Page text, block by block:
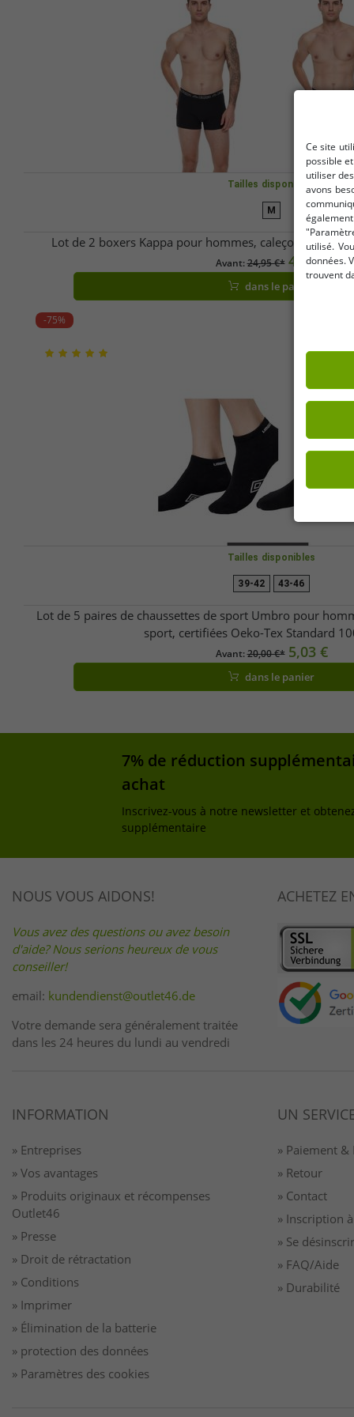
Tailles disponibles
M
Lot de 2 boxers Kappa pour hommes, caleçons
Avant:24,95 €* 4,02 €
dans le panier
-75%
Tailles disponibles
39-42 43-46
Lot de 5 paires de chaussettes de sport Umbro pour
sport, certifiées Oeko-Tex Standard
Avant:20,00 €* 5,03 €
dans le panier
7% de réduction
achat
Inscrivez-vous à notre newsletter et
supplémentaire
NOUS VOUS AIDONS!
Vous avez des questions ou avez besoin
d'aide? Nous serions heureux de vous
conseiller!
email: kundendienst@outlet46.de
Votre demande sera généralement traitée
dans les 24 heures du lundi au vendredi
ACHETEZ
INFORMATION
» Entreprises
» Vos avantages
» Produits originaux et récompenses
Outlet46
» Presse
» Droit de rétractation
» Conditions
» Imprimer
» Élimination de la batterie
» protection des données
» Paramètres des cookies
UN
» Paiement
» Retour
» Contact
» Inscription
» Se
» FAQ/Aide
» Durabilité
Ce site
possible
utiliser
avons
utilisé.
données.
trouvent